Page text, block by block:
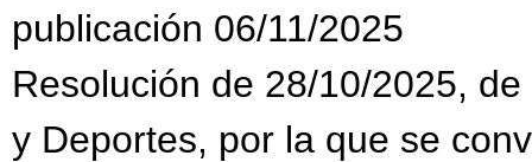
publicación 06/11/2025
Resolución de 28/10/2025,
y Deportes, por la que se